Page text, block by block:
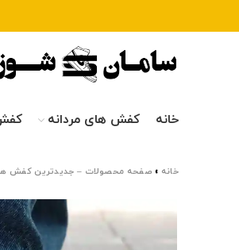
خانه کفش های مردانه
خانه » صفحه محصولات – جدیدترین کفش